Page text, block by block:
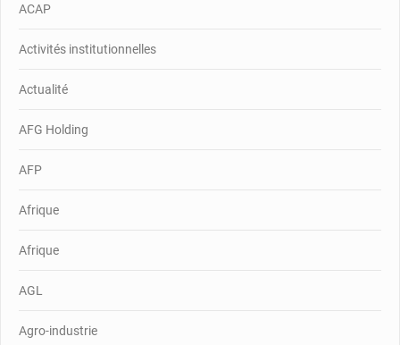
ACAP
Activités institutionnelles
Actualité
AFG Holding
AFP
Afrique
Afrique
AGL
Agro-industrie